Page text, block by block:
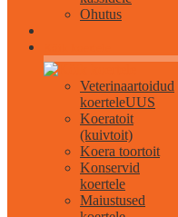
Ohutus
Veterinaartoidud
koerteleUUS
Koeratoit
(kuivtoit)
Koera toortoit
Konservid
koertele
Maiustused